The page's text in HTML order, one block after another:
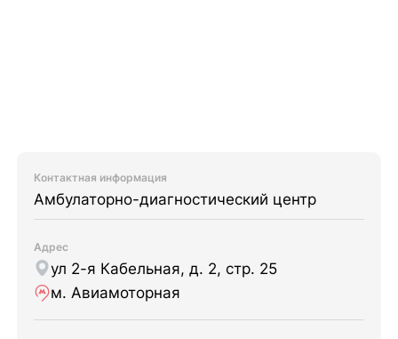
Контактная информация
Амбулаторно-диагностический центр
Адрес
ул 2-я Кабельная, д. 2, стр. 25
м. Авиамоторная